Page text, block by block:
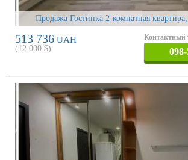
Продажа Гостинка 2-комнатная
513 736 UAH
(12 000 $)
Контактный